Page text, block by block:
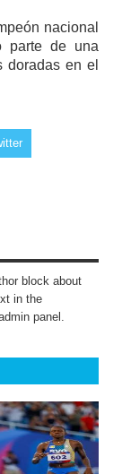
nacional
parte de una
doradas en el
block about
in the
panel.